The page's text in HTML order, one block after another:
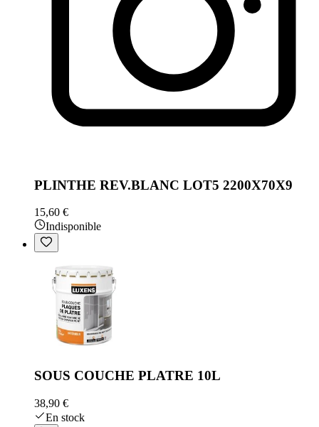
PLINTHE REV.BLANC LOT5 2200X70X9
15,60 €
Indisponible
SOUS COUCHE PLATRE 10L
38,90 €
En stock